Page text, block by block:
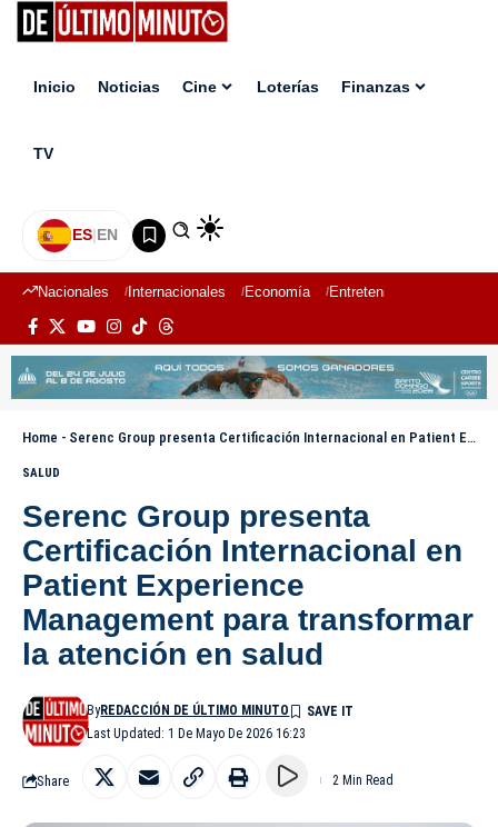
Inicio Noticias Cine Loterías Finanzas
TV
ES|EN
Nacionales Internacionales Economía Entretenimiento
Home - Serenc Group presenta Certificación Internacional en Patient Experience Management para transformar la atención en salud
SALUD
Serenc Group presenta
Certificación Internacional en
Patient Experience
Management para transformar
la atención en salud
Last Updated: 1 De Mayo De 2026 16:23
ByREDACCIÓN DE ÚLTIMO MINUTO
Share 2 Min Read